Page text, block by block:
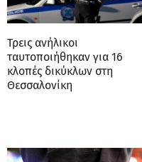
Τρεις ανήλικοι
ταυτοποιήθηκαν για 16
κλοπές δικύκλων στη
Θεσσαλονίκη